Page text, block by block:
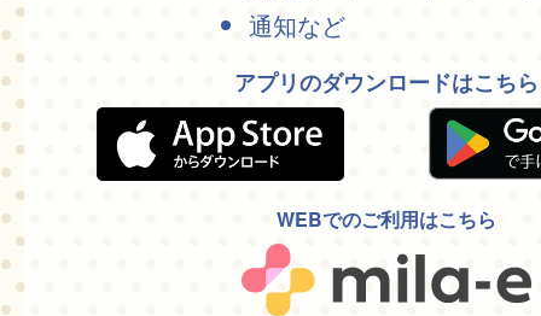
通知など
アプリのダウンロードはこちら
WEBでのご利用はこちら